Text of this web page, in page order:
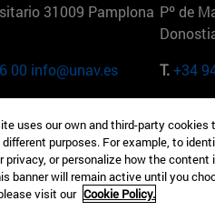
31009 Pamplona
00 info@unav.es
Pº de
T.+34
Águila 3 28023
00
165 W
EE.UU
T.+1
uses our own and third-party
purposes. For example, to
or personalize how the
banner will remain active until you
visit our Cookie Policy.